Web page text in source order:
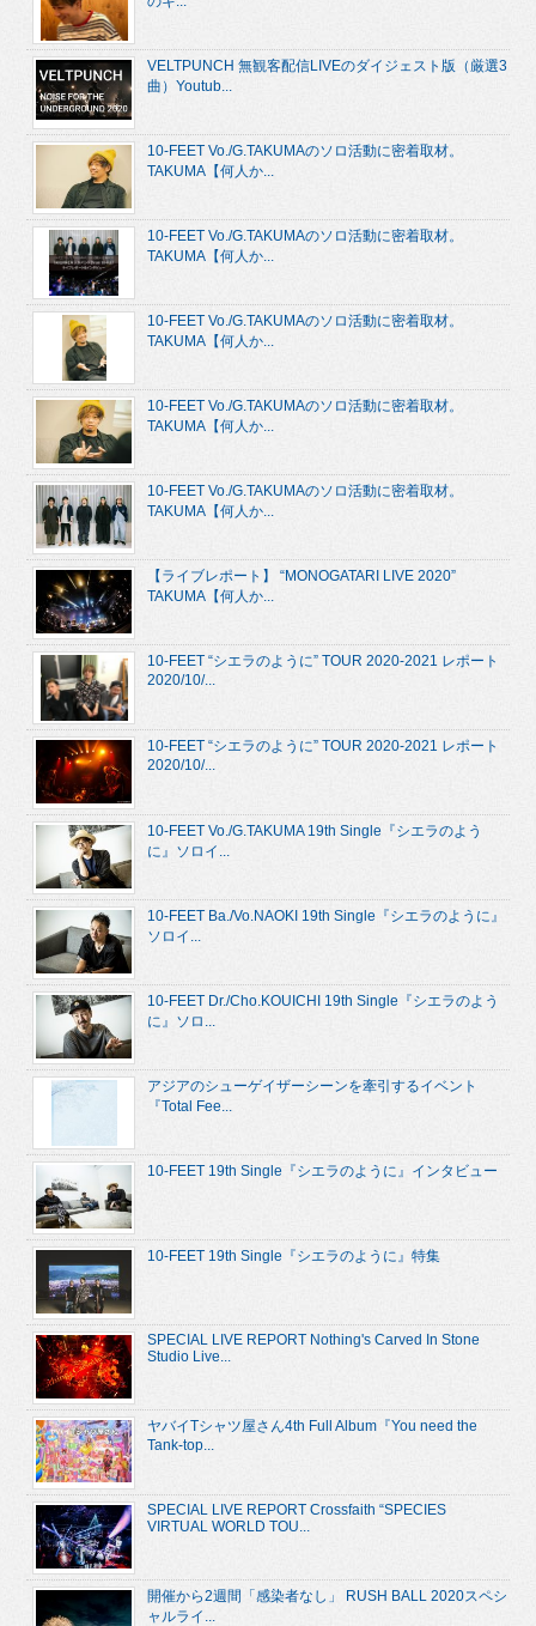
VELTPUNCH 無観客配信LIVEのダイジェスト版（厳選3
曲）Youtub...
10-FEET Vo./G.TAKUMAのソロ活動に密着取材。
TAKUMA【何人か...
10-FEET Vo./G.TAKUMAのソロ活動に密着取材。
TAKUMA【何人か...
10-FEET Vo./G.TAKUMAのソロ活動に密着取材。
TAKUMA【何人か...
10-FEET Vo./G.TAKUMAのソロ活動に密着取材。
TAKUMA【何人か...
10-FEET Vo./G.TAKUMAのソロ活動に密着取材。
TAKUMA【何人か...
【ライブレポート】 “MONOGATARI LIVE 2020”
TAKUMA【何人か...
10-FEET “シエラのように” TOUR 2020-2021 レポート
2020/10/...
10-FEET “シエラのように” TOUR 2020-2021 レポート
2020/10/...
10-FEET Vo./G.TAKUMA 19th Single『シエラのよう
に』ソロイ...
10-FEET Ba./Vo.NAOKI 19th Single『シエラのように』
ソロイ...
10-FEET Dr./Cho.KOUICHI 19th Single『シエラのよう
に』ソロ...
アジアのシューゲイザーシーンを牽引するイベント
『Total Fee...
10-FEET 19th Single『シエラのように』インタビュー
10-FEET 19th Single『シエラのように』特集
SPECIAL LIVE REPORT Nothing's Carved In Stone
Studio Live...
ヤバイTシャツ屋さん4th Full Album『You need the
Tank-top...
SPECIAL LIVE REPORT Crossfaith “SPECIES
VIRTUAL WORLD TOU...
開催から2週間「感染者なし」 RUSH BALL 2020スペシ
ャルライ...